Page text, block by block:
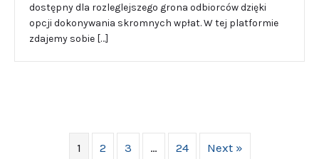
dostępny dla rozleglejszego grona odbiorców dzięki
opcji dokonywania skromnych wpłat. W tej platformie
zdajemy sobie […]
1 2 3 … 24 Next »